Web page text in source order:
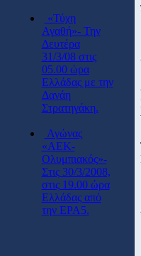
«Τύχη
Αγαθή»- Την
Δευτέρα
31/3/08 στις
05.00 ώρα
Ελλάδας με την
Δανάη
Στρατηγάκη.
Αγώνας
«ΑΕΚ-
Ολυμπιακός»-
Στις 30/3/2008,
στις 19.00 ώρα
Ελλάδας από
την ΕΡΑ5.